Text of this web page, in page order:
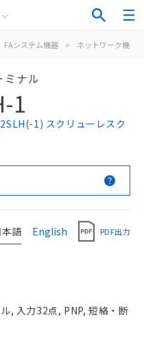
FAシステム機器 > ネットワーク機器
ナル
1
1) スクリューレスク
本語 English PDF出力
, 入力32点, PNP, 短絡・断